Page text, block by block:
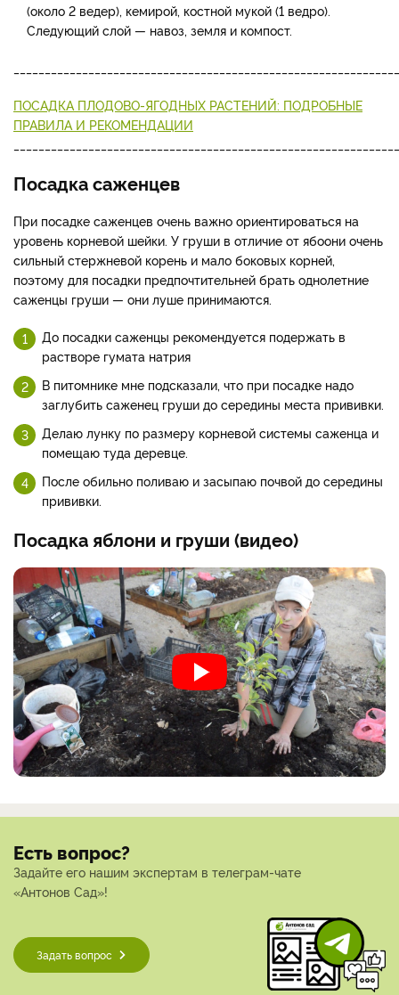
(около 2 ведер), кемирой, костной мукой (1 ведро).
Следующий слой — навоз, земля и компост.
ПОСАДКА ПЛОДОВО-ЯГОДНЫХ РАСТЕНИЙ: ПОДРОБНЫЕ
ПРАВИЛА И РЕКОМЕНДАЦИИ
Посадка саженцев
При посадке саженцев очень важно ориентироваться на
уровень корневой шейки. У груши в отличие от ябоони очень
сильный стержневой корень и мало боковых корней,
поэтому для посадки предпочтительней брать однолетние
саженцы груши — они луше принимаются.
До посадки саженцы рекомендуется подержать в
растворе гумата натрия
В питомнике мне подсказали, что при посадке надо
заглубить саженец груши до середины места прививки.
Делаю лунку по размеру корневой системы саженца и
помещаю туда деревце.
После обильно поливаю и засыпаю почвой до середины
прививки.
Посадка яблони и груши (видео)
Есть вопрос?
Задайте его нашим экспертам в телеграм-чате
«Антонов Сад»!
Задать вопрос